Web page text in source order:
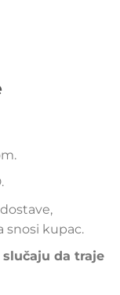
snosi kupac.
da traje